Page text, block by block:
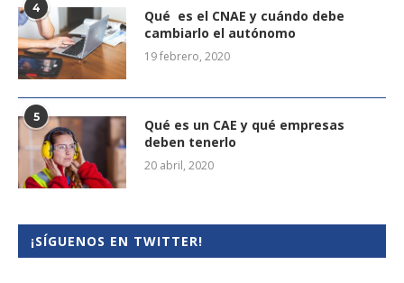
4
Qué es el CNAE y cuándo debe
cambiarlo el autónomo
19 febrero, 2020
5
Qué es un CAE y qué empresas
deben tenerlo
20 abril, 2020
¡SÍGUENOS EN TWITTER!